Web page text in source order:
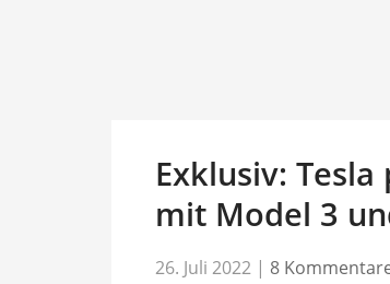
Exklusiv:
mit Model 3
26. Juli 2022 | 8